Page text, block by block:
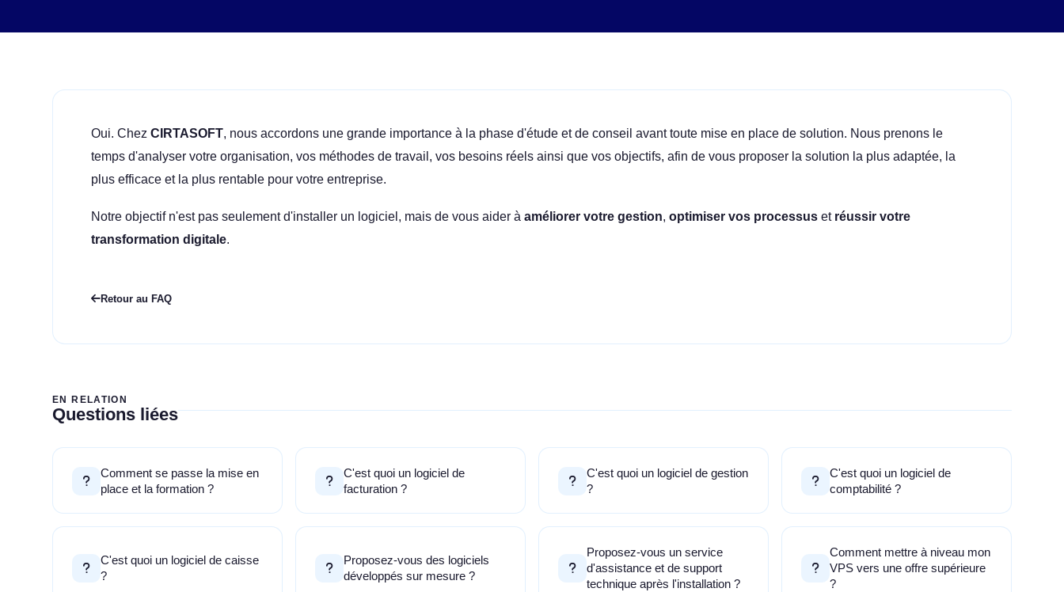
Oui. Chez CIRTASOFT, nous accordons une grande importance à la phase d'étude et de conseil avant toute mise en place de solution. Nous prenons le
temps d'analyser votre organisation, vos méthodes de travail, vos besoins réels ainsi que vos objectifs, afin de vous proposer la solution la plus adaptée, la
plus efficace et la plus rentable pour votre entreprise.
Notre objectif n'est pas seulement d'installer un logiciel, mais de vous aider à améliorer votre gestion, optimiser vos processus et réussir votre
transformation digitale.
Retour au FAQ
EN RELATION
Questions liées
Comment se passe la mise en
place et la formation ?
C'est quoi un logiciel de
facturation ?
C'est quoi un logiciel de gestion
?
C'est quoi un logiciel de
comptabilité ?
C'est quoi un logiciel de caisse
?
Proposez-vous des logiciels
développés sur mesure ?
Proposez-vous un service
d'assistance et de support
technique après l'installation ?
Comment mettre à niveau mon
VPS vers une offre supérieure
?